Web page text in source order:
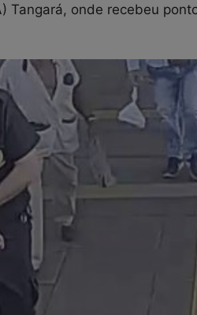
Tangará, onde recebeu